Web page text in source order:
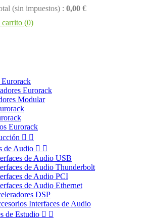
(sin impuestos) : 0,00 €
carrito (0)
Eurorack
Modular
Eurorack
 
de Audio  
de Audio USB
de Audio Thunderbolt
de Audio PCI
de Audio Ethernet
DSP
Interfaces de Audio
de Estudio  